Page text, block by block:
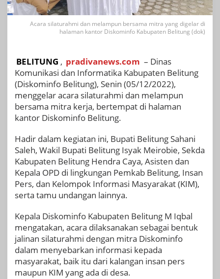
Acara silaturahmi dan melampun bersama mitra yang digelar di
halaman kantor Diskominfo Kabupaten Belitung (dok)
BELITUNG , pradivanews.com – Dinas
Komunikasi dan Informatika Kabupaten Belitung
(Diskominfo Belitung), Senin (05/12/2022),
menggelar acara silaturahmi dan melampun
bersama mitra kerja, bertempat di halaman
kantor Diskominfo Belitung.
Hadir dalam kegiatan ini, Bupati Belitung Sahani
Saleh, Wakil Bupati Belitung Isyak Meirobie, Sekda
Kabupaten Belitung Hendra Caya, Asisten dan
Kepala OPD di lingkungan Pemkab Belitung, Insan
Pers, dan Kelompok Informasi Masyarakat (KIM),
serta tamu undangan lainnya.
Kepala Diskominfo Kabupaten Belitung M Iqbal
mengatakan, acara dilaksanakan sebagai bentuk
jalinan silaturahmi dengan mitra Diskominfo
dalam menyebarkan informasi kepada
masyarakat, baik itu dari kalangan insan pers
maupun KIM yang ada di desa.